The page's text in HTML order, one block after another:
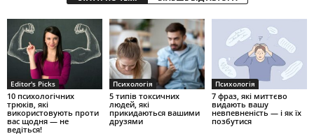
Editor's Picks
10 психологічних
трюків, які
використовують проти
вас щодня — не
ведіться!
Психологія
5 типів токсичних
людей, які
прикидаються вашими
друзями
Психологія
7 фраз, які миттєво
видають вашу
невпевненість — і як їх
позбутися